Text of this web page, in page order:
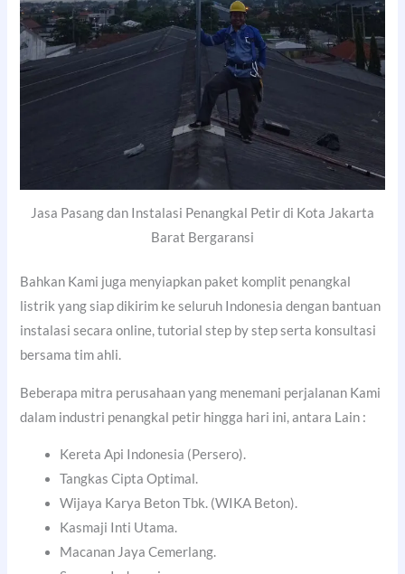
Jasa Pasang dan Instalasi Penangkal Petir di Kota Jakarta
Barat Bergaransi
Bahkan Kami juga menyiapkan paket komplit penangkal
listrik yang siap dikirim ke seluruh Indonesia dengan bantuan
instalasi secara online, tutorial step by step serta konsultasi
bersama tim ahli.
Beberapa mitra perusahaan yang menemani perjalanan Kami
dalam industri penangkal petir hingga hari ini, antara Lain :
Kereta Api Indonesia (Persero).
Tangkas Cipta Optimal.
Wijaya Karya Beton Tbk. (WIKA Beton).
Kasmaji Inti Utama.
Macanan Jaya Cemerlang.